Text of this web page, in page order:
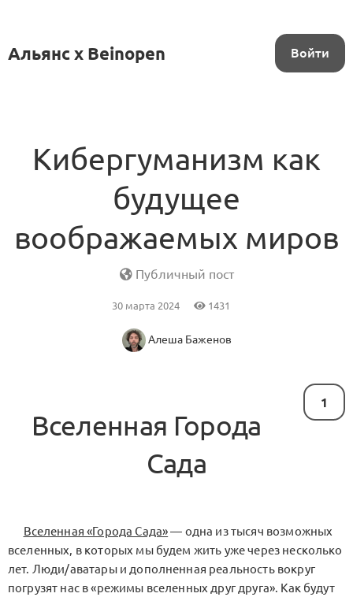
Альянс x Beinopen Войти
Кибергуманизм как
будущее
воображаемых миров
Публичный пост
30 марта 2024 1431
Алеша Баженов
1
Вселенная Города
Сада
Вселенная «Города Сада»— одна из тысяч возможных
вселенных, в которых мы будем жить уже через несколько
лет. Люди/аватары и дополненная реальность вокруг
погрузят нас в «режимы вселенных друг друга». Как будут